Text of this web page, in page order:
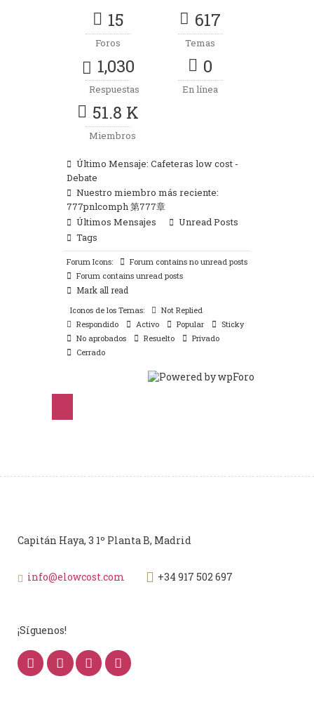
15
Foros
617
Temas
1,030
Respuestas
0
En línea
51.8 K
Miembros
Último Mensaje: Cafeteras low cost -
Debate
Nuestro miembro más reciente:
777pnlcomph 第777章
Últimos Mensajes
Unread Posts
Tags
Forum Icons:
Forum contains no unread posts
Forum contains unread posts
Mark all read
Iconos de los Temas:
Not Replied
Respondido
Activo Popular
Sticky
No aprobados
Resuelto
Privado
Cerrado
Capitán Haya, 3 1º Planta B, Madrid
info@elowcost.com +34 917 502 697
¡Síguenos!